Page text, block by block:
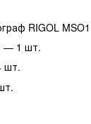
RIGOL
— 1 шт.
шт.